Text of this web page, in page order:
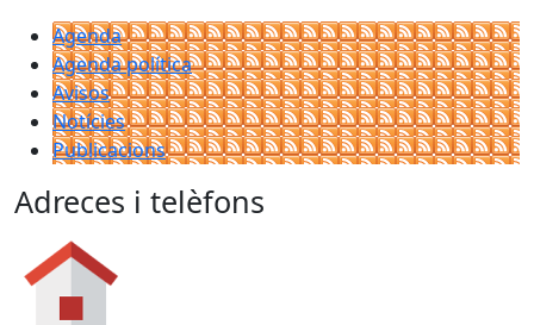
Agenda
Agenda política
Avisos
Notícies
Publicacions
Adreces i telèfons